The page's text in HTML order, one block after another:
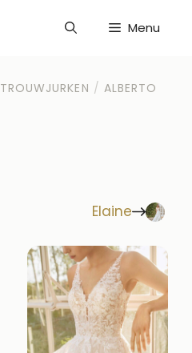
Menu
TROUWJURKEN / ALBERTO
Elaine